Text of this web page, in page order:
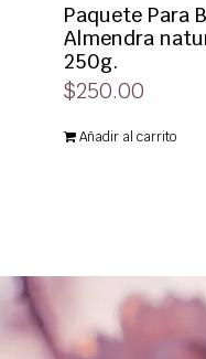
Paquete Para
Almendra
250g.
$250.00
Añadir al carrito